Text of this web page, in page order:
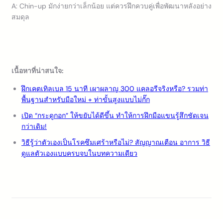
A: Chin-up มักง่ายกว่าเล็กน้อย แต่ควรฝึกควบคู่เพื่อพัฒนาหลังอย่าง
สมดุล
เนื้อหาที่น่าสนใจ:
ฝึกเคตเทิลเบล 15 นาที เผาผลาญ 300 แคลอรีจริงหรือ? รวมท่า
พื้นฐานสำหรับมือใหม่ + ท่าขั้นสูงแบบไม่กั๊ก
เปิด “กระดูกอก” ให้ขยับได้ดีขึ้น ทำให้การฝึกมือแขนรู้สึกชัดเจน
กว่าเดิม!
วิธีรู้ว่าตัวเองเป็นโรคซึมเศร้าหรือไม่? สัญญาณเตือน อาการ วิธี
ดูแลตัวเองแบบครบจบในบทความเดียว